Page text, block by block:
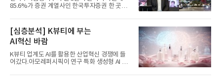
85.6%가 증권 계열사인 한국투자증권 한 곳에
[심층분석] K뷰티에 부는
AI혁신 바람
K뷰티 업계도 AI를 활용한 산업혁신 경쟁에 들
어갔다.아모레퍼시픽이 연구 특화 생성형 AI 플